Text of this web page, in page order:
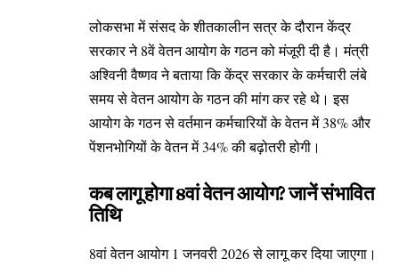
लोकसभा में संसद के शीतकालीन सत्र के दौरान केंद्र
सरकार ने 8वें वेतन आयोग के गठन को मंजूरी दी है। मंत्री
अश्विनी वैष्णव ने बताया कि केंद्र सरकार के कर्मचारी लंबे
समय से वेतन आयोग के गठन की मांग कर रहे थे। इस
आयोग के गठन से वर्तमान कर्मचारियों के वेतन में 38% और
पेंशनभोगियों के वेतन में 34% की बढ़ोतरी होगी।
कब लागू होगा 8वां वेतन आयोग? जानें संभावित
तिथि
8वां वेतन आयोग 1 जनवरी 2026 से लागू कर दिया जाएगा।